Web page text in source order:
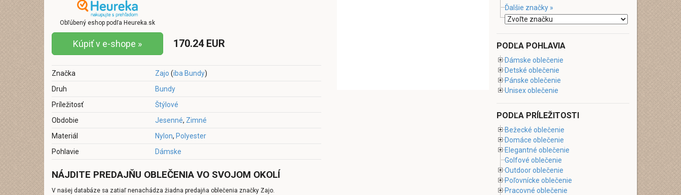
Obľúbený eshop podľa Heureka.sk
170.24 EUR
Kúpiť v e-shope »
Značka Zajo (iba Bundy)
Druh
Bundy
Príležitosť
Štýlové
Obdobie
Jesenné, Zimné
Materiál
Nylon, Polyester
Pohlavie
Dámske
NÁJDITE PREDAJŇU OBLEČENIA VO SVOJOM OKOLÍ
V našej databáze sa zatiaľ nenachádza žiadna predajňa oblečenia značky Zajo.
Ďalšie značky »
PODĽA POHLAVIA
Dámske oblečenie
Detské oblečenie
Pánske oblečenie
Unisex oblečenie
PODĽA PRÍLEŽITOSTI
Bežecké oblečenie
Domáce oblečenie
Elegantné oblečenie
Golfové oblečenie
Outdoor oblečenie
Poľovnícke oblečenie
Pracovné oblečenie